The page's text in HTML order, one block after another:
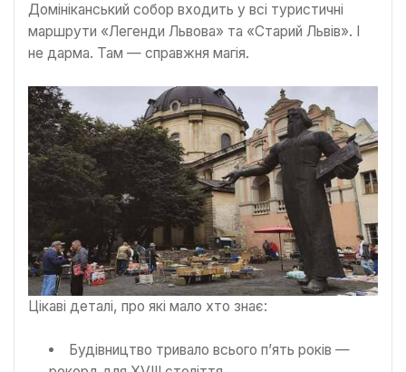
Домініканський собор входить у всі туристичні
маршрути «Легенди Львова» та «Старий Львів». І
не дарма. Там — справжня магія.
Цікаві деталі, про які мало хто знає:
Будівництво тривало всього п’ять років —